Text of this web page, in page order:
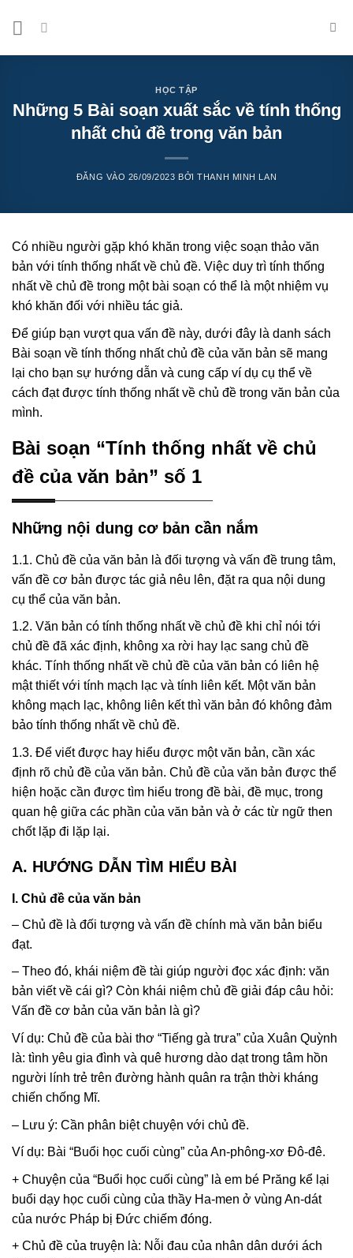
HỌC TẬP
Những 5 Bài soạn xuất sắc về tính thống
nhất chủ đề trong văn bản
ĐĂNG VÀO 26/09/2023 BỞITHANH MINH LAN
Có nhiều người gặp khó khăn trong việc soạn thảo văn
bản với tính thống nhất về chủ đề. Việc duy trì tính thống
nhất về chủ đề trong một bài soạn có thể là một nhiệm vụ
khó khăn đối với nhiều tác giả.
Để giúp bạn vượt qua vấn đề này, dưới đây là danh sách
Bài soạn về tính thống nhất chủ đề của văn bản sẽ mang
lại cho bạn sự hướng dẫn và cung cấp ví dụ cụ thể về
cách đạt được tính thống nhất về chủ đề trong văn bản của
mình.
Bài soạn “Tính thống nhất về chủ
đề của văn bản” số 1
Những nội dung cơ bản cần nắm
1.1. Chủ đề của văn bản là đối tượng và vấn đề trung tâm,
vấn đề cơ bản được tác giả nêu lên, đặt ra qua nội dung
cụ thể của văn bản.
1.2. Văn bản có tính thống nhất về chủ đề khi chỉ nói tới
chủ đề đã xác định, không xa rời hay lạc sang chủ đề
khác. Tính thống nhất về chủ đề của văn bản có liên hệ
mật thiết với tính mạch lạc và tính liên kết. Một văn bản
không mạch lạc, không liên kết thì văn bản đó không đảm
bảo tính thống nhất về chủ đề.
1.3. Để viết được hay hiểu được một văn bản, cần xác
định rõ chủ đề của văn bản. Chủ đề của văn bản được thể
hiện hoặc cần được tìm hiểu trong đề bài, đề mục, trong
quan hệ giữa các phần của văn bản và ở các từ ngữ then
chốt lặp đi lặp lại.
A. HƯỚNG DẪN TÌM HIỂU BÀI
I. Chủ đề của văn bản
– Chủ đề là đối tượng và vấn đề chính mà văn bản biểu
đạt.
– Theo đó, khái niệm đề tài giúp người đọc xác định: văn
bản viết về cái gì? Còn khái niệm chủ đề giải đáp câu hỏi:
Vấn đề cơ bản của văn bản là gì?
Ví dụ: Chủ đề của bài thơ “Tiếng gà trưa” của Xuân Quỳnh
là: tình yêu gia đình và quê hương dào dạt trong tâm hồn
người lính trẻ trên đường hành quân ra trận thời kháng
chiến chống Mĩ.
– Lưu ý: Cần phân biệt chuyện với chủ đề.
Ví dụ: Bài “Buổi học cuối cùng” của An-phông-xơ Đô-đê.
+ Chuyện của “Buổi học cuối cùng” là em bé Prăng kể lại
buổi dạy học cuối cùng của thầy Ha-men ở vùng An-dát
của nước Pháp bị Đức chiếm đóng.
+ Chủ đề của truyện là: Nỗi đau của nhân dân dưới ách